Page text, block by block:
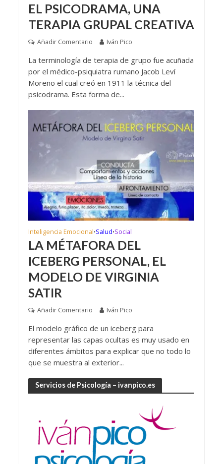
EL PSICODRAMA, UNA
TERAPIA GRUPAL CREATIVA
Añadir Comentario Iván Pico
La terminología de terapia de grupo fue acuñada
por el médico-psiquiatra rumano Jacob Leví
Moreno el cual creó en 1911 la técnica del
psicodrama. Esta forma de...
Inteligencia Emocional•Salud•Social
LA MÉTAFORA DEL
ICEBERG PERSONAL, EL
MODELO DE VIRGINIA
SATIR
Añadir Comentario Iván Pico
El modelo gráfico de un iceberg para
representar las capas ocultas es muy usado en
diferentes ámbitos para explicar que no todo lo
que se muestra al exterior...
Servicios de Psicología – ivanpico.es